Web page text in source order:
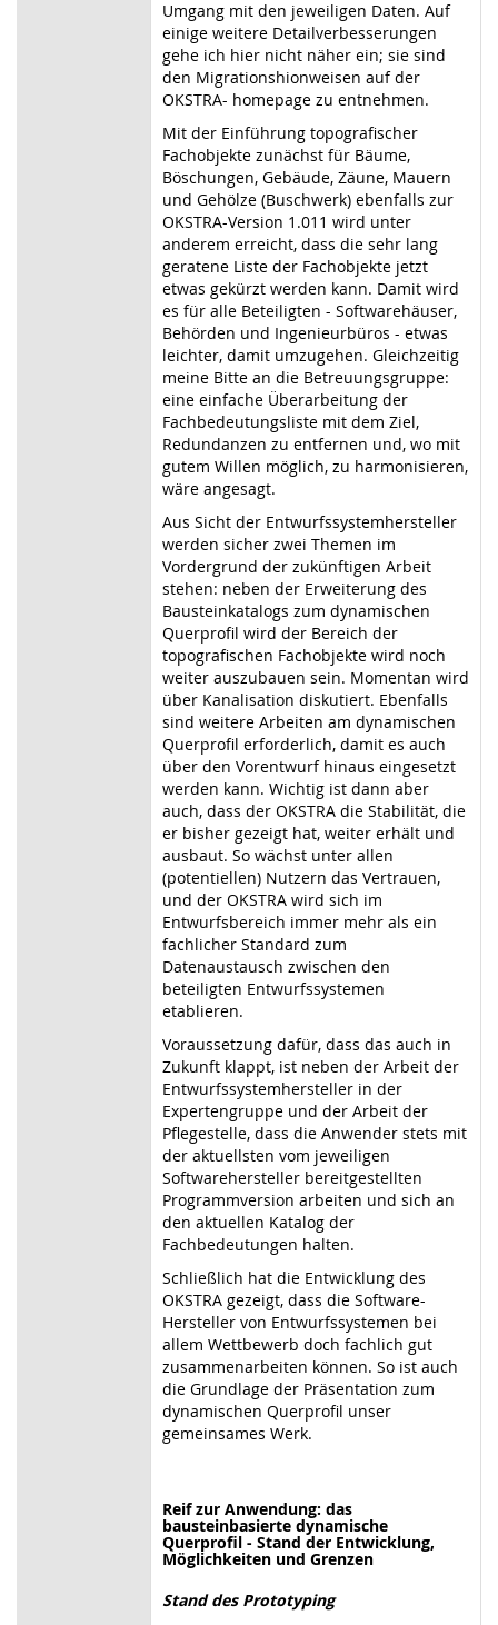
Umgang mit den jeweiligen Daten. Auf
einige weitere Detailverbesserungen
gehe ich hier nicht näher ein; sie sind
den Migrationshionweisen auf der
OKSTRA- homepage zu entnehmen.
Mit der Einführung topografischer
Fachobjekte zunächst für Bäume,
Böschungen, Gebäude, Zäune, Mauern
und Gehölze (Buschwerk) ebenfalls zur
OKSTRA-Version 1.011 wird unter
anderem erreicht, dass die sehr lang
geratene Liste der Fachobjekte jetzt
etwas gekürzt werden kann. Damit wird
es für alle Beteiligten - Softwarehäuser,
Behörden und Ingenieurbüros - etwas
leichter, damit umzugehen. Gleichzeitig
meine Bitte an die Betreuungsgruppe:
eine einfache Überarbeitung der
Fachbedeutungsliste mit dem Ziel,
Redundanzen zu entfernen und, wo mit
gutem Willen möglich, zu harmonisieren,
wäre angesagt.
Aus Sicht der Entwurfssystemhersteller
werden sicher zwei Themen im
Vordergrund der zukünftigen Arbeit
stehen: neben der Erweiterung des
Bausteinkatalogs zum dynamischen
Querprofil wird der Bereich der
topografischen Fachobjekte wird noch
weiter auszubauen sein. Momentan wird
über Kanalisation diskutiert. Ebenfalls
sind weitere Arbeiten am dynamischen
Querprofil erforderlich, damit es auch
über den Vorentwurf hinaus eingesetzt
werden kann. Wichtig ist dann aber
auch, dass der OKSTRA die Stabilität, die
er bisher gezeigt hat, weiter erhält und
ausbaut. So wächst unter allen
(potentiellen) Nutzern das Vertrauen,
und der OKSTRA wird sich im
Entwurfsbereich immer mehr als ein
fachlicher Standard zum
Datenaustausch zwischen den
beteiligten Entwurfssystemen
etablieren.
Voraussetzung dafür, dass das auch in
Zukunft klappt, ist neben der Arbeit der
Entwurfssystemhersteller in der
Expertengruppe und der Arbeit der
Pflegestelle, dass die Anwender stets mit
der aktuellsten vom jeweiligen
Softwarehersteller bereitgestellten
Programmversion arbeiten und sich an
den aktuellen Katalog der
Fachbedeutungen halten.
Schließlich hat die Entwicklung des
OKSTRA gezeigt, dass die Software-
Hersteller von Entwurfssystemen bei
allem Wettbewerb doch fachlich gut
zusammenarbeiten können. So ist auch
die Grundlage der Präsentation zum
dynamischen Querprofil unser
gemeinsames Werk.
Reif zur Anwendung: das
bausteinbasierte dynamische
Querprofil - Stand der Entwicklung,
Möglichkeiten und Grenzen
Stand des Prototyping